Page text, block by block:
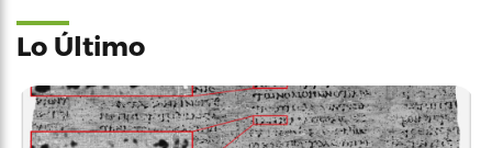
Lo Último